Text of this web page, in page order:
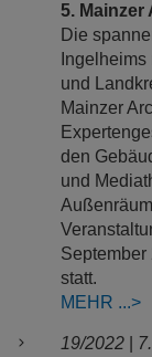
5.
Die
und
Mainzer
den
und
September
statt.
MEHR
19/2022